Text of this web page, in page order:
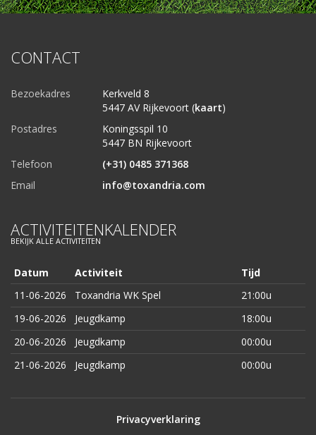
CONTACT
Bezoekadres
Kerkveld 8
5447 AV Rijkevoort (kaart)
Postadres
Koningsspil 10
5447 BN Rijkevoort
Telefoon
(+31) 0485 371368
Email
info@toxandria.com
ACTIVITEITENKALENDER
BEKIJK ALLE ACTIVITEITEN
Datum Activiteit
Tijd
11-06-2026
Toxandria WK Spel
21:00u
19-06-2026
Jeugdkamp
18:00u
20-06-2026
Jeugdkamp
00:00u
21-06-2026
Jeugdkamp 00:00u
Privacyverklaring